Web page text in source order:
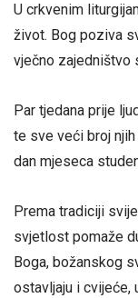
U crkvenim
život. Bog poziva
vječno zajedništvo
Par tjedana prije
te sve veći broj
dan mjeseca
Prema tradiciji
svjetlost pomaže
Boga, božanskog
ostavljaju i cvijeće,